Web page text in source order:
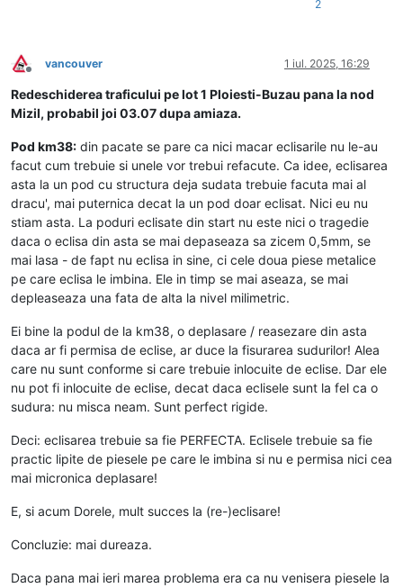
2
Deconectat
vancouver 1 iul. 2025, 16:29
Redeschiderea traficului pe lot 1 Ploiesti-Buzau pana la nod
Mizil, probabil joi 03.07 dupa amiaza.
Pod km38: din pacate se pare ca nici macar eclisarile nu le-au
facut cum trebuie si unele vor trebui refacute. Ca idee, eclisarea
asta la un pod cu structura deja sudata trebuie facuta mai al
dracu', mai puternica decat la un pod doar eclisat. Nici eu nu
stiam asta. La poduri eclisate din start nu este nici o tragedie
daca o eclisa din asta se mai depaseaza sa zicem 0,5mm, se
mai lasa - de fapt nu eclisa in sine, ci cele doua piese metalice
pe care eclisa le imbina. Ele in timp se mai aseaza, se mai
depleaseaza una fata de alta la nivel milimetric.
Ei bine la podul de la km38, o deplasare / reasezare din asta
daca ar fi permisa de eclise, ar duce la fisurarea sudurilor! Alea
care nu sunt conforme si care trebuie inlocuite de eclise. Dar ele
nu pot fi inlocuite de eclise, decat daca eclisele sunt la fel ca o
sudura: nu misca neam. Sunt perfect rigide.
Deci: eclisarea trebuie sa fie PERFECTA. Eclisele trebuie sa fie
practic lipite de piesele pe care le imbina si nu e permisa nici cea
mai micronica deplasare!
E, si acum Dorele, mult succes la (re-)eclisare!
Concluzie: mai dureaza.
Daca pana mai ieri marea problema era ca nu venisera piesele la